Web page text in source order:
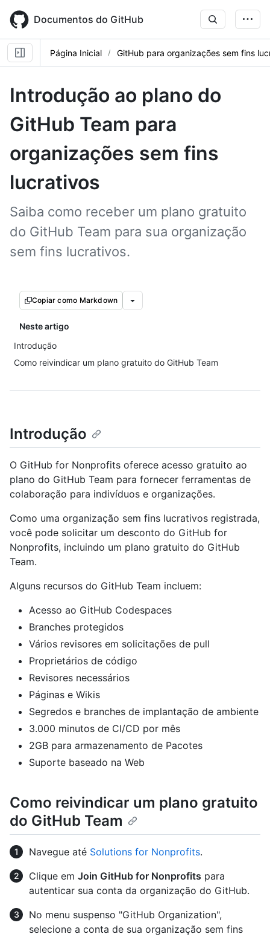
main
content
Documentos do GitHub
Página Inicial GitHub para organizações sem fins
Introdução ao plano do
GitHub Team para
organizações sem fins
lucrativos
Saiba como receber um plano gratuito
do GitHub Team para sua organização
sem fins lucrativos.
Copiar como Markdown
Neste artigo
Introdução
Como reivindicar um plano gratuito do GitHub Team
Introdução
O GitHub for Nonprofits oferece acesso gratuito ao
plano do GitHub Team para fornecer ferramentas de
colaboração para indivíduos e organizações.
Como uma organização sem fins lucrativos registrada,
você pode solicitar um desconto do GitHub for
Nonprofits, incluindo um plano gratuito do GitHub
Team.
Alguns recursos do GitHub Team incluem:
Acesso ao GitHub Codespaces
Branches protegidos
Vários revisores em solicitações de pull
Proprietários de código
Revisores necessários
Páginas e Wikis
Segredos e branches de implantação de ambiente
3.000 minutos de CI/CD por mês
2GB para armazenamento de Pacotes
Suporte baseado na Web
Como reivindicar um plano gratuito
do GitHub Team
Navegue até Solutions for Nonprofits.
Clique em Join GitHub for Nonprofits para
autenticar sua conta da organização do GitHub.
No menu suspenso "GitHub Organization",
selecione a conta de sua organização sem fins